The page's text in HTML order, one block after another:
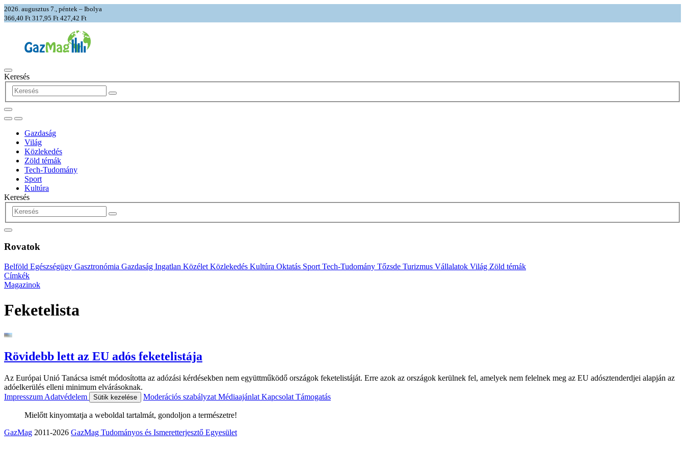
2026. augusztus 7., péntek – Ibolya
366,40 Ft 317,95 Ft 427,42 Ft
Keresés
Gazdaság
Világ
Közlekedés
Zöld témák
Tech-Tudomány
Sport
Kultúra
Keresés
Rovatok
Belföld Egészségügy Gasztronómia Gazdaság Ingatlan Közélet Közlekedés Kultúra Oktatás Sport Tech-Tudomány Tőzsde Turizmus Vállalatok Világ Zöld témák
Címkék
Magazinok
Feketelista
Rövidebb lett az EU adós feketelistája
Az Európai Unió Tanácsa ismét módosította az adózási kérdésekben nem együttműködő országok feketelistáját. Erre azok az országok kerülnek fel, amelyek nem felelnek meg az EU adósztenderdjei alapján az
adóelkerülés elleni minimum elvárásoknak.
Impresszum Adatvédelem Sütik kezelése Moderációs szabályzat Médiaajánlat Kapcsolat Támogatás
Mielőtt kinyomtatja a weboldal tartalmát, gondoljon a természetre!
GazMag 2011-2026 GazMag Tudományos és Ismeretterjesztő Egyesület